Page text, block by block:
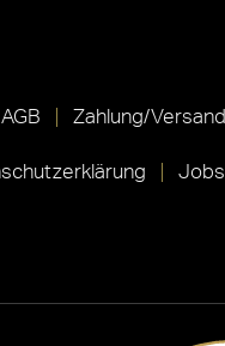
AGB Zahlung/Versand
Jobs